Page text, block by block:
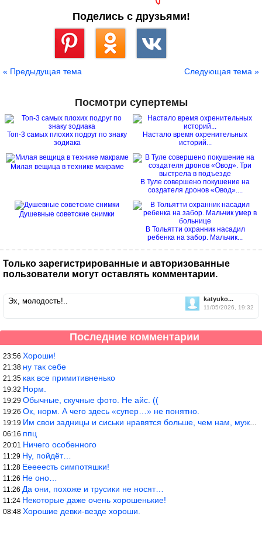
Поделись с друзьями!
« Предыдущая тема Следующая тема »
Посмотри супертемы
Топ-3 самых плохих подруг по знаку
зодиака
Настало время охренительных
историй...
Милая вещица в технике макраме
В Туле совершено покушение на
создателя дронов «Овод»....
Душевные советские снимки
В Тольятти охранник насадил
ребенка на забор. Мальчик...
Только зарегистрированные и авторизованные
пользователи могут оставлять комментарии.
katyuko...
11/05/2026, 19:32
Эх, молодость!..
Последние комментарии
23:56 Хороши!
21:38 ну так себе
21:35 как все примитивненько
19:32 Норм.
19:29 Обычные, скучные фото. Не айс. ((
19:26 Ок, норм. А чего здесь «супер…» не понятно.
19:19 Им свои задницы и сиськи нравятся больше, чем нам, мужикам?
06:16 ппц
20:01 Ничего особенного
11:29 Ну, пойдёт…
11:28 Ееееесть симпотяшки!
11:26 Не оно…
11:26 Да они, похоже и трусики не носят…
11:24 Некоторые даже очень хорошенькие!
08:48 Хорошие девки-везде хороши.